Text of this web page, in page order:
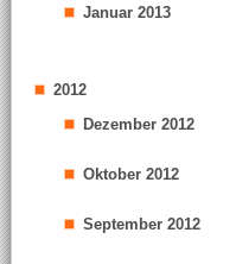
Januar 2013
2012
Dezember 2012
Oktober 2012
September 2012